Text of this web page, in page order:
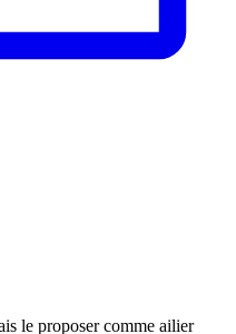
le proposer comme ailier